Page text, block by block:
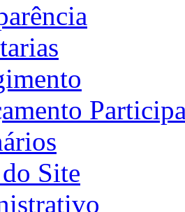
Site